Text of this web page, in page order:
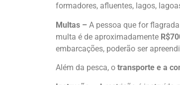
formadores, afluentes, lagos,
Multas – A pessoa que for
multa é de aproximadamente
embarcações, poderão ser
Além da pesca, o transporte e a